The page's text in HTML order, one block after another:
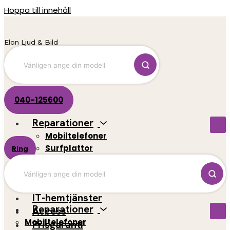
Hoppa till innehåll
Elon Ljud & Bild
040-125600
Reparationer
Mobiltelefoner
Surfplattor
Datorer
IT-hemtjänster
Access
Prisgaranti
Ring
Reparationer
Mobiltelefoner